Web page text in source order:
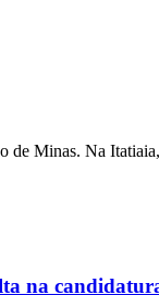
de Minas. Na
na